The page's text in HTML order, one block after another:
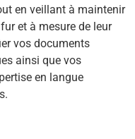
en veillant à maintenir
et à mesure de leur
vos documents
ainsi que vos
en langue